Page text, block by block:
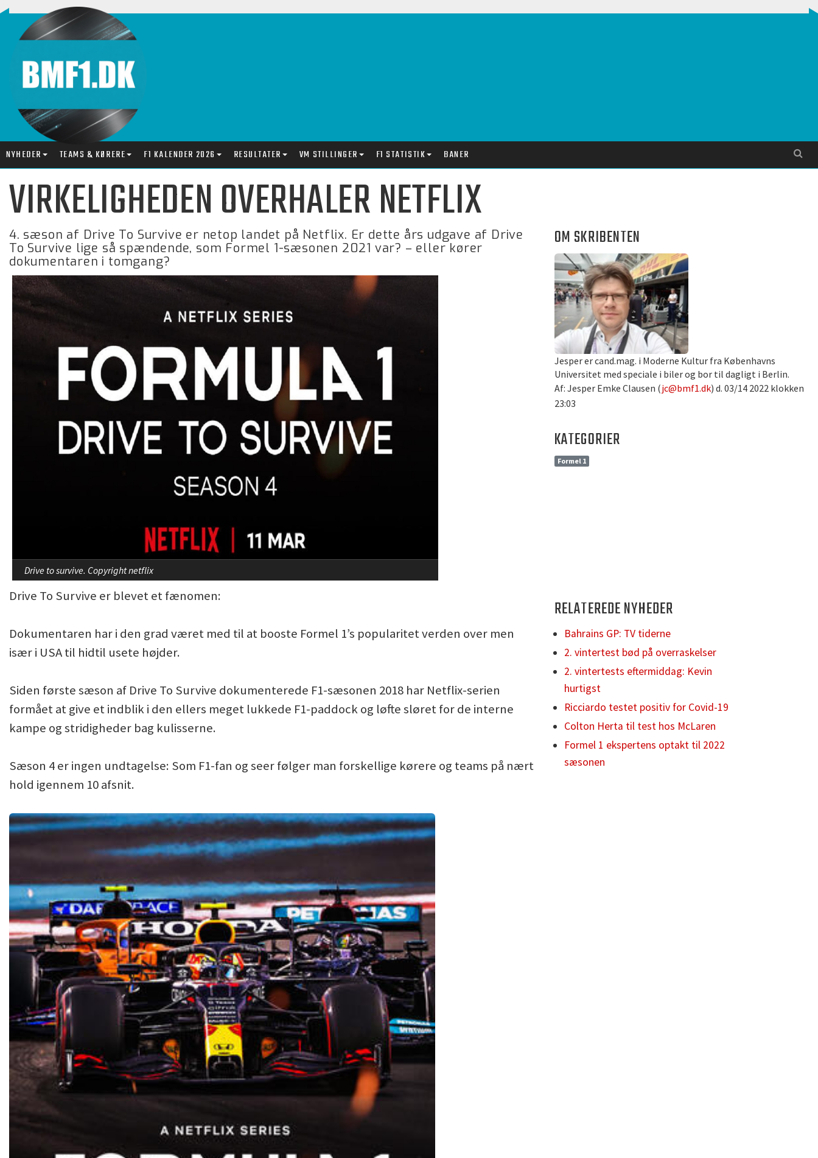
NYHEDER TEAMS & KØRERE F1 KALENDER 2026 RESULTATER VM STILLINGER F1 STATISTIK BANER
VIRKELIGHEDEN OVERHALER NETFLIX
4. sæson af Drive To Survive er netop landet på Netflix. Er dette års udgave af Drive
To Survive lige så spændende, som Formel 1-sæsonen 2021 var? – eller kører
dokumentaren i tomgang?
Drive to survive. Copyright netflix
OM SKRIBENTEN
Jesper er cand.mag. i Moderne Kultur fra Københavns
Universitet med speciale i biler og bor til dagligt i Berlin.
Af: Jesper Emke Clausen (jc@bmf1.dk) d. 03/14 2022 klokken
23:03
KATEGORIER
Formel 1
Drive To Survive er blevet et fænomen:
Dokumentaren har i den grad været med til at booste Formel 1’s popularitet verden over men
især i USA til hidtil usete højder.
Siden første sæson af Drive To Survive dokumenterede F1-sæsonen 2018 har Netflix-serien
formået at give et indblik i den ellers meget lukkede F1-paddock og løfte sløret for de interne
kampe og stridigheder bag kulisserne.
Sæson 4 er ingen undtagelse: Som F1-fan og seer følger man forskellige kørere og teams på nært
hold igennem 10 afsnit.
RELATEREDE NYHEDER
Bahrains GP: TV tiderne
2. vintertest bød på overraskelser
2. vintertests eftermiddag: Kevin
hurtigst
Ricciardo testet positiv for Covid-19
Colton Herta til test hos McLaren
Formel 1 ekspertens optakt til 2022
sæsonen